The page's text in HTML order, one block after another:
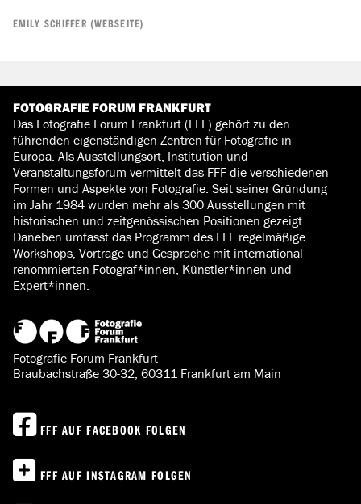
EMILY SCHIFFER (WEBSEITE)
FOTOGRAFIE FORUM FRANKFURT
Das Fotografie Forum Frankfurt (FFF) gehört zu den
führenden eigenständigen Zentren für Fotografie in
Europa. Als Ausstellungsort, Institution und
Veranstaltungsforum vermittelt das FFF die verschiedenen
Formen und Aspekte von Fotografie. Seit seiner Gründung
im Jahr 1984 wurden mehr als 300 Ausstellungen mit
historischen und zeitgenössischen Positionen gezeigt.
Daneben umfasst das Programm des FFF regelmäßige
Workshops, Vorträge und Gespräche mit international
renommierten Fotograf*innen, Künstler*innen und
Expert*innen.
Fotografie Forum Frankfurt
Braubachstraße 30-32, 60311 Frankfurt am Main
FFF AUF FACEBOOK FOLGEN
FFF AUF INSTAGRAM FOLGEN